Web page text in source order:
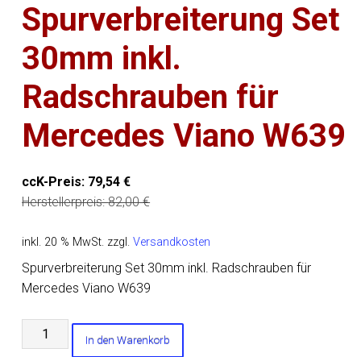
Spurverbreiterung Set
30mm inkl.
Radschrauben für
Mercedes Viano W639
ccK-Preis: 79,54€
Herstellerpreis:82,00€
inkl. 20 % MwSt. zzgl.Versandkosten
Spurverbreiterung Set 30mm inkl. Radschrauben für
Mercedes Viano W639
Spurverbreiterung
Set
In den Warenkorb